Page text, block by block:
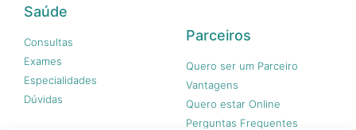
Saúde
Consultas
Exames
Especialidades
Dúvidas
Parceiros
Quero ser um Parceiro
Vantagens
Quero estar Online
Perguntas Frequentes